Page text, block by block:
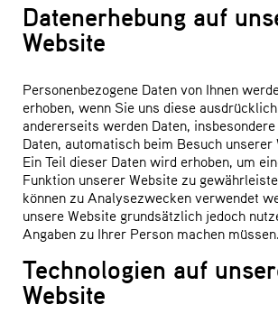
Datenerhebung auf
Website
Personenbezogene Daten von Ihnen
erhoben, wenn Sie uns diese
andererseits werden Daten,
Daten, automatisch beim Besuch
Ein Teil dieser Daten wird erhoben, um
Funktion unserer Website zu
können zu Analysezwecken verwendet
unsere Website grundsätzlich jedoch
Angaben zu Ihrer Person machen müssen.
Technologien auf
Website